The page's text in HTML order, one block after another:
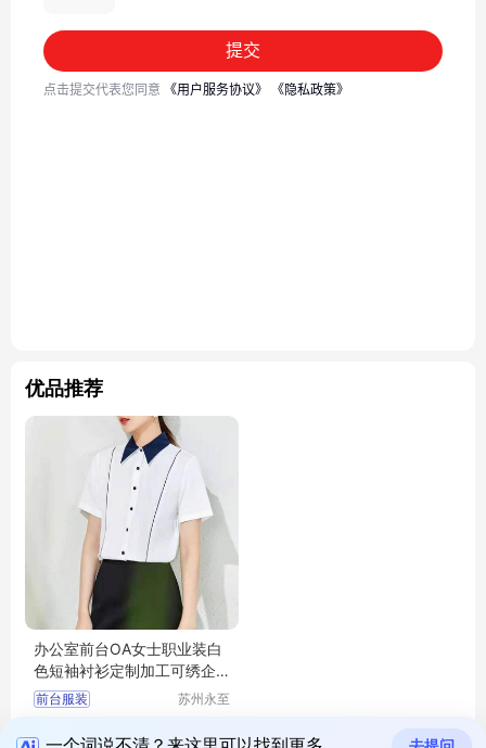
优品推荐
办公室前台OA女士职业装白
色短袖衬衫定制加工可绣企
业标志
前台服装
女士白衬衫
苏州永至
限公司
￥ 55.00 拨打电话